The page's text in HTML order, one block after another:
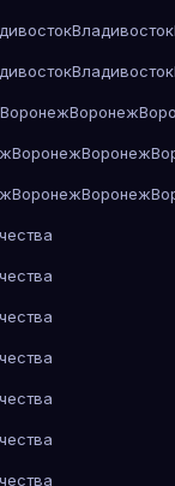
Владивосток
Владивосток
ВоронежВоронеж
ВоронежВоронеж
ВоронежВоронеж